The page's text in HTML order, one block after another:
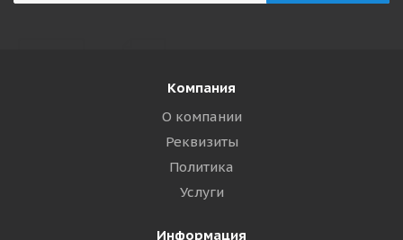
Компания
О компании
Реквизиты
Политика
Услуги
Информация